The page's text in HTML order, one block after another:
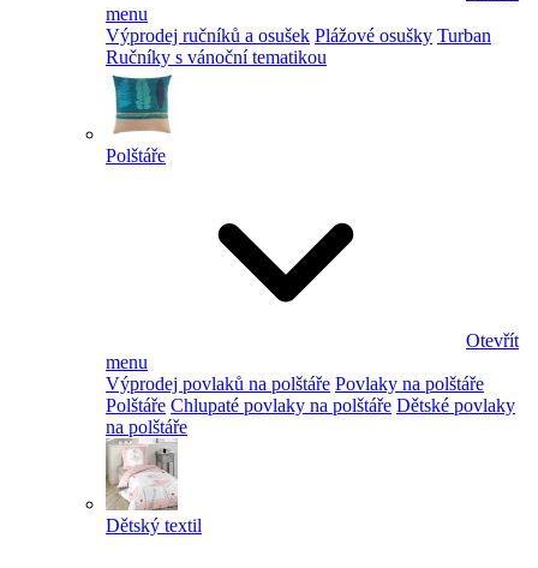
menu
Výprodej ručníků a osušek Plážové osušky Turban
Ručníky s vánoční tematikou
Polštáře
Otevřít
menu
Výprodej povlaků na polštáře Povlaky na polštáře
Polštáře Chlupaté povlaky na polštáře Dětské povlaky
na polštáře
Dětský textil